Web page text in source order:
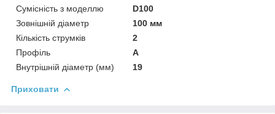
Сумісність з моделлю
D100
Зовнішній діаметр
100 мм
Кількість струмків
2
Профіль
А
Внутрішній діаметр (мм)
19
Приховати